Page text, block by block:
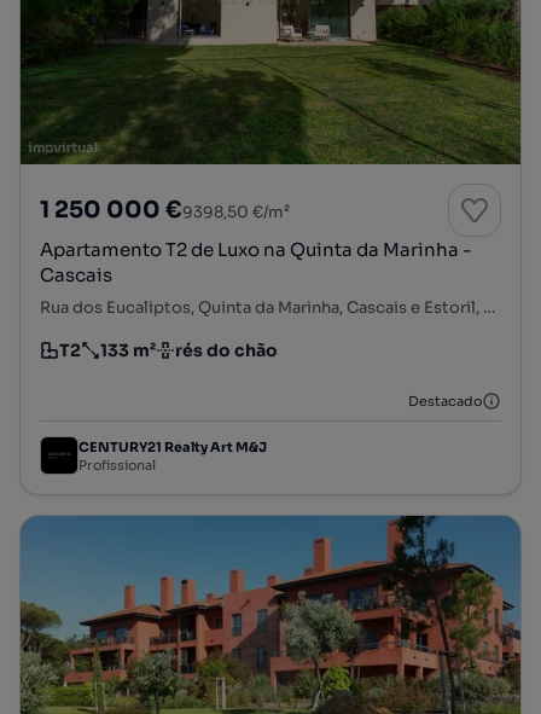
1 250 000 €9398,50 €/m²
Apartamento T2 de Luxo na Quinta da Marinha -
Cascais
Rua dos Eucaliptos, Quinta da Marinha, Cascais e Estoril, Cascais, Lisboa
Tipologia
T2
Preço por metro quadrado
133 m²
Andar rés do chão
Destacado
CENTURY21 Realty Art M&J
Profissional